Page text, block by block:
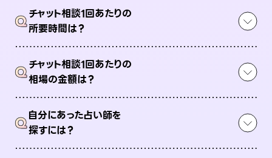
Qチャット相談1回あたりの
所要時間は？
Qチャット相談1回あたりの
相場の金額は？
Q自分にあった占い師を
探すには？